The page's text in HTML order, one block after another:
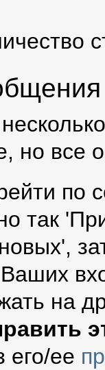
но все
по
так
на
его/ее